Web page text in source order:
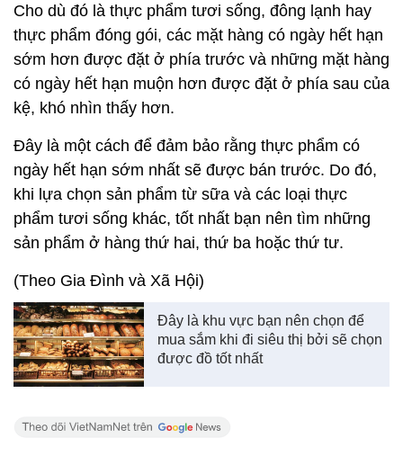
Cho dù đó là thực phẩm tươi sống, đông lạnh hay
thực phẩm đóng gói, các mặt hàng có ngày hết hạn
sớm hơn được đặt ở phía trước và những mặt hàng
có ngày hết hạn muộn hơn được đặt ở phía sau của
kệ, khó nhìn thấy hơn.
Đây là một cách để đảm bảo rằng thực phẩm có
ngày hết hạn sớm nhất sẽ được bán trước. Do đó,
khi lựa chọn sản phẩm từ sữa và các loại thực
phẩm tươi sống khác, tốt nhất bạn nên tìm những
sản phẩm ở hàng thứ hai, thứ ba hoặc thứ tư.
(Theo Gia Đình và Xã Hội)
Đây là khu vực bạn nên chọn để
mua sắm khi đi siêu thị bởi sẽ chọn
được đồ tốt nhất